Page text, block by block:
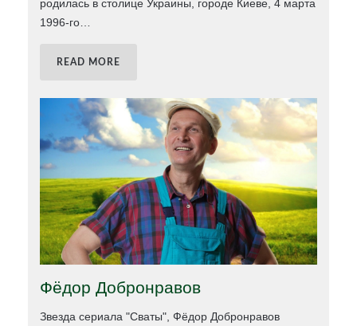
родилась в столице Украины, городе Киеве, 4 марта
1996-го
READ MORE
Фёдор Добронравов
Звезда сериала "Сваты", Фёдор Добронравов